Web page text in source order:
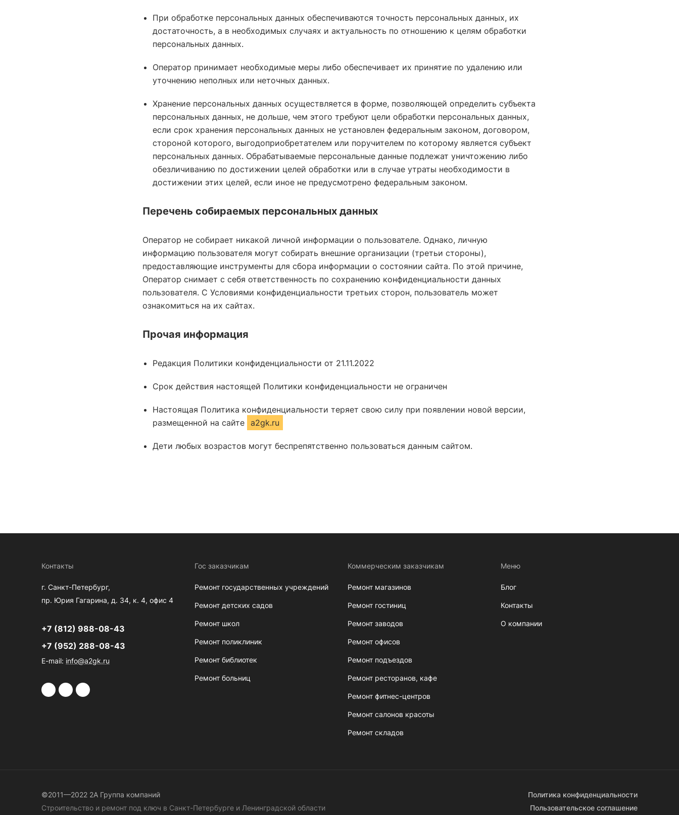
При обработке персональных данных обеспечиваются точность персональных данных, их
достаточность, а в необходимых случаях и актуальность по отношению к целям обработки
персональных данных.
Оператор принимает необходимые меры либо обеспечивает их принятие по удалению или
уточнению неполных или неточных данных.
Хранение персональных данных осуществляется в форме, позволяющей определить субъекта
персональных данных, не дольше, чем этого требуют цели обработки персональных данных,
если срок хранения персональных данных не установлен федеральным законом, договором,
стороной которого, выгодоприобретателем или поручителем по которому является субъект
персональных данных. Обрабатываемые персональные данные подлежат уничтожению либо
обезличиванию по достижении целей обработки или в случае утраты необходимости в
достижении этих целей, если иное не предусмотрено федеральным законом.
Перечень собираемых персональных данных
Оператор не собирает никакой личной информации о пользователе. Однако, личную
информацию пользователя могут собирать внешние организации (третьи стороны),
предоставляющие инструменты для сбора информации о состоянии сайта. По этой причине,
Оператор снимает с себя ответственность по сохранению конфиденциальности данных
пользователя. С Условиями конфиденциальности третьих сторон, пользователь может
ознакомиться на их сайтах.
Прочая информация
Редакция Политики конфиденциальности от 21.11.2022
Срок действия настоящей Политики конфиденциальности не ограничен
Настоящая Политика конфиденциальности теряет свою силу при появлении новой версии,
размещенной на сайте a2gk.ru
Дети любых возрастов могут беспрепятственно пользоваться данным сайтом.
Контакты
г. Санкт-Петербург,
пр. Юрия Гагарина, д. 34, к. 4, офис 4
+7 (812) 988-08-43
+7 (952) 288-08-43
E-mail: info@a2gk.ru
Гос заказчикам
Ремонт государственных учреждений
Ремонт детских садов
Ремонт школ
Ремонт поликлиник
Ремонт библиотек
Ремонт больниц
Коммерческим заказчикам
Ремонт магазинов
Ремонт гостиниц
Ремонт заводов
Ремонт офисов
Ремонт подъездов
Ремонт ресторанов, кафе
Ремонт фитнес-центров
Ремонт салонов красоты
Ремонт складов
Меню
Блог
Контакты
О компании
©2011—2022 2A Группа компаний
Строительство и ремонт под ключ в Санкт-Петербурге и Ленинградской области
Политика конфиденциальности
Пользовательское соглашение